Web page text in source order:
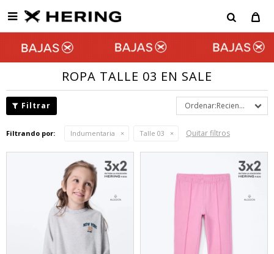

ROPA TALLE 03 EN SALE
Recientes
Filtrando por: Indumentaria Talle 03 Quitar filtros